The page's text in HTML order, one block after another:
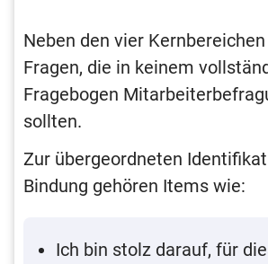
Neben den vier
Fragen, die in keinem
Fragebogen
sollten.
Zur übergeordneten
Bindung gehören Items wie:
Ich bin stolz darauf, für